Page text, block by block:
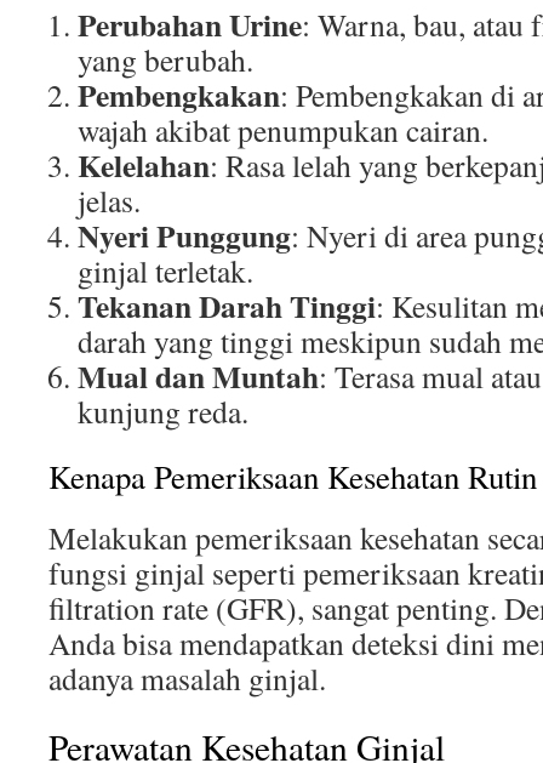
Perubahan Urine: Warna, bau,
yang berubah.
Pembengkakan: Pembengkakan di
wajah akibat penumpukan cairan.
Kelelahan: Rasa lelah yang
jelas.
Nyeri Punggung: Nyeri di area
ginjal terletak.
Tekanan Darah Tinggi: Kesulitan
darah yang tinggi meskipun sudah
Mual dan Muntah: Terasa mual
kunjung reda.
Kenapa Pemeriksaan Kesehatan
Melakukan pemeriksaan kesehatan
fungsi ginjal seperti pemeriksaan
filtration rate (GFR), sangat penting.
Anda bisa mendapatkan deteksi dini
adanya masalah ginjal.
Perawatan Kesehatan Ginjal